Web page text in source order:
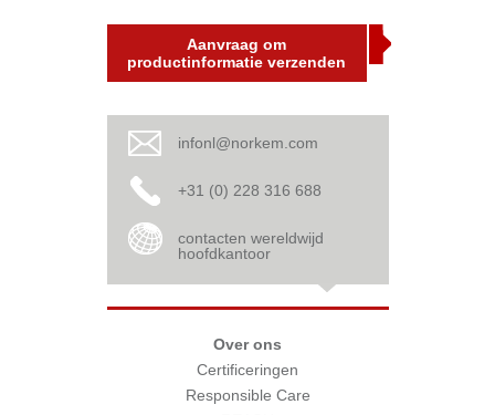
Aanvraag om
productinformatie verzenden
infonl@norkem.com
+31 (0) 228 316 688
contacten wereldwijd
hoofdkantoor
Over ons
Certificeringen
Responsible Care